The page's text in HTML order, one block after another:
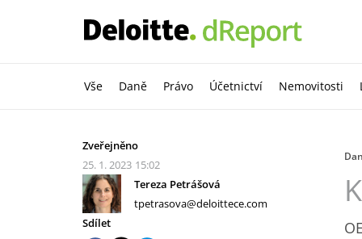
Vše Daně Právo Účetnictví Nemovitosti
Zveřejněno
25. 1. 2023 15:02
Tereza Petrášová
tpetrasova@deloittece.com
Sdílet